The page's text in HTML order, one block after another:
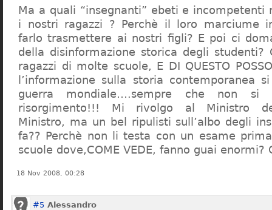
Ma a quali “insegnanti” ebeti e
i nostri ragazzi ? Perchè il loro marciume
farlo trasmettere ai nostri figli? E poi ci
della disinformazione storica degli
ragazzi di molte scuole, E DI QUESTO POSSO
l’informazione sulla storia contemporanea
guerra mondiale….sempre che non
risorgimento!!! Mi rivolgo al Ministro
Ministro, ma un bel ripulisti sull’albo degli
fa?? Perchè non li testa con un esame
scuole dove,COME VEDE, fanno guai enormi?
18 Nov 2008, 00:28
#5 Alessandro